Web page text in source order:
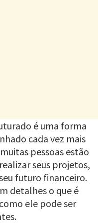
é uma forma
cada vez mais
pessoas estão
seus projetos,
futuro financeiro.
detalhes o que é
ele pode ser